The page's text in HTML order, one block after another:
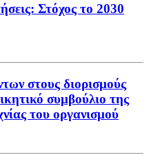
Στόχος το 2030
στους διορισμούς
συμβούλιο της
του οργανισμού